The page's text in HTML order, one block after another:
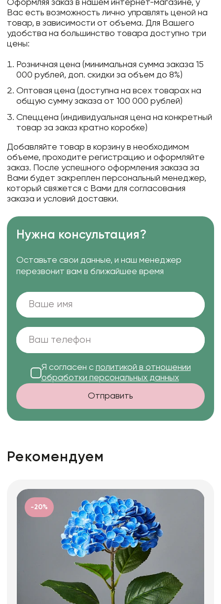
Оформляя заказ в нашем интернет-магазине, у
Вас есть возможность лично управлять ценой на
товар, в зависимости от объема. Для Вашего
удобства на большинство товара доступно три
цены:
Розничная цена (минимальная сумма заказа 15
000 рублей, доп. скидки за объем до 8%)
Оптовая цена (доступна на всех товарах на
общую сумму заказа от 100 000 рублей)
Спеццена (индивидуальная цена на конкретный
товар за заказ кратно коробке)
Добавляйте товар в корзину в необходимом
объеме, проходите регистрацию и оформляйте
заказ. После успешного оформления заказа за
Вами будет закреплен персональный менеджер,
который свяжется с Вами для согласования
заказа и условий доставки.
Нужна консультация?
Оставьте свои данные, и наш менеджер
перезвонит вам в ближайшее время
Я согласен с политикой в отношении
обработки персональных данных
Отправить
Рекомендуем
-20%